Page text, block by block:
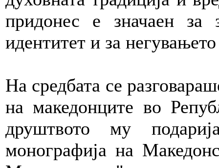
придонес е значаен за
идентитет и за
На средбата се
на македонците во
друштвото му
монографија на